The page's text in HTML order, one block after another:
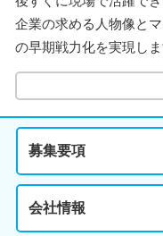
企業の求める人物像と
の早期戦力化を実現しま
募集要項
会社情報